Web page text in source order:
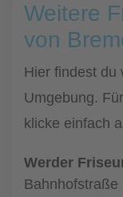
Weitere
von
Hier findest du
Umgebung.
klicke einfach
Werder
Bahnhofstraße